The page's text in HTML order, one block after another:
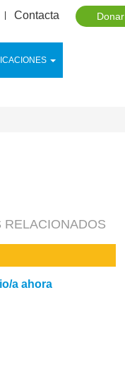
Donar
Contacta
RELACIONADOS
a ahora